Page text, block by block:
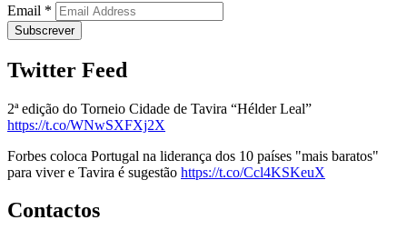
Email *
Twitter Feed
2ª edição do Torneio Cidade de Tavira “Hélder Leal”
https://t.co/WNwSXFXj2X
Forbes coloca Portugal na liderança dos 10 países "mais baratos"
para viver e Tavira é sugestão https://t.co/Ccl4KSKeuX
Contactos